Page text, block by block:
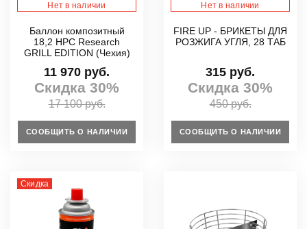
Нет в наличии
Баллон композитный
18,2 HPC Research
GRILL EDITION (Чехия)
11 970 руб.
Скидка 30%
17 100 руб.
СООБЩИТЬ О НАЛИЧИИ
Нет в наличии
FIRE UP - БРИКЕТЫ ДЛЯ
РОЗЖИГА УГЛЯ, 28 ТАБ
315 руб.
Скидка 30%
450 руб.
СООБЩИТЬ О НАЛИЧИИ
Скидка